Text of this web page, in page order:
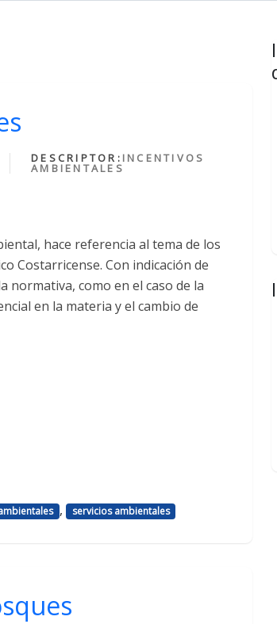
DESCRIPTOR: INCENTIVOS
AMBIENTALES
hace referencia al tema de los
Costarricense. Con indicación de
normativa, como en el caso de la
en la materia y el cambio de
, servicios ambientales